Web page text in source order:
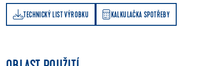
TECHNICKÝ LIST VÝROBKU KALKULAČKA SPOTŘEBY
KALKULAČKA SPOTŘEBY